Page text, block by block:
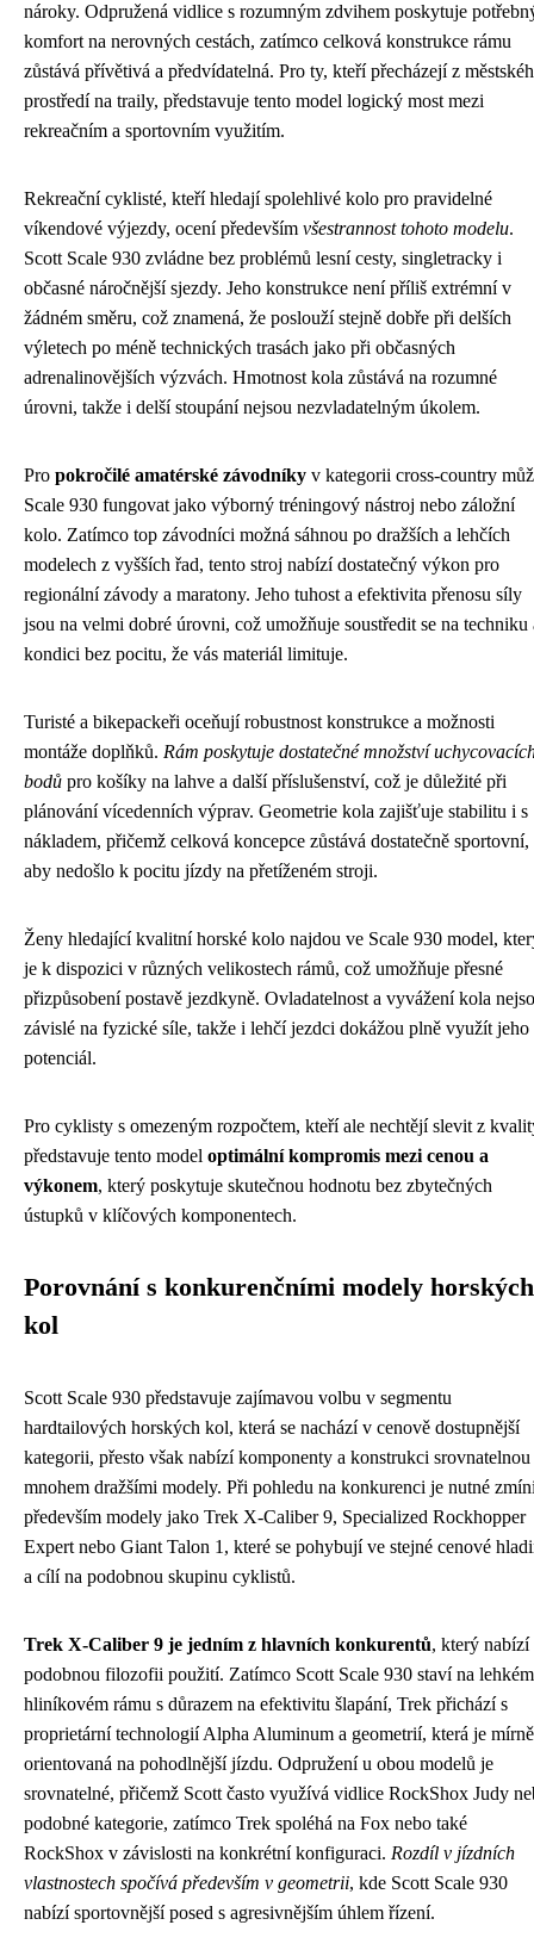
nároky. Odpružená vidlice s rozumným zdvihem poskytuje
komfort na nerovných cestách, zatímco celková konstrukce rámu
zůstává přívětivá a předvídatelná. Pro ty, kteří přecházejí z
prostředí na traily, představuje tento model logický most mezi
rekreačním a sportovním využitím.
Rekreační cyklisté, kteří hledají spolehlivé kolo pro pravidelné
víkendové výjezdy, ocení především všestrannost tohoto modelu.
Scott Scale 930 zvládne bez problémů lesní cesty, singletracky i
občasné náročnější sjezdy. Jeho konstrukce není příliš extrémní v
žádném směru, což znamená, že poslouží stejně dobře při delších
výletech po méně technických trasách jako při občasných
adrenalinovějších výzvách. Hmotnost kola zůstává na rozumné
úrovni, takže i delší stoupání nejsou nezvladatelným úkolem.
Pro pokročilé amatérské závodníky v kategorii cross-country
Scale 930 fungovat jako výborný tréningový nástroj nebo záložní
kolo. Zatímco top závodníci možná sáhnou po dražších a lehčích
modelech z vyšších řad, tento stroj nabízí dostatečný výkon pro
regionální závody a maratony. Jeho tuhost a efektivita přenosu síly
jsou na velmi dobré úrovni, což umožňuje soustředit se na techniku
kondici bez pocitu, že vás materiál limituje.
Turisté a bikepackeři oceňují robustnost konstrukce a možnosti
montáže doplňků. Rám poskytuje dostatečné množství
bodů pro košíky na lahve a další příslušenství, což je důležité při
plánování vícedenních výprav. Geometrie kola zajišťuje stabilitu i s
nákladem, přičemž celková koncepce zůstává dostatečně sportovní,
aby nedošlo k pocitu jízdy na přetíženém stroji.
Ženy hledající kvalitní horské kolo najdou ve Scale 930 model,
je k dispozici v různých velikostech rámů, což umožňuje přesné
přizpůsobení postavě jezdkyně. Ovladatelnost a vyvážení kola
závislé na fyzické síle, takže i lehčí jezdci dokážou plně využít jeho
potenciál.
Pro cyklisty s omezeným rozpočtem, kteří ale nechtějí slevit z
představuje tento model optimální kompromis mezi cenou a
výkonem, který poskytuje skutečnou hodnotu bez zbytečných
ústupků v klíčových komponentech.
Porovnání s konkurenčními modely horských
kol
Scott Scale 930 představuje zajímavou volbu v segmentu
hardtailových horských kol, která se nachází v cenově dostupnější
kategorii, přesto však nabízí komponenty a konstrukci srovnatelnou
mnohem dražšími modely. Při pohledu na konkurenci je nutné
především modely jako Trek X-Caliber 9, Specialized Rockhopper
Expert nebo Giant Talon 1, které se pohybují ve stejné cenové
a cílí na podobnou skupinu cyklistů.
Trek X-Caliber 9 je jedním z hlavních konkurentů, který nabízí
podobnou filozofii použití. Zatímco Scott Scale 930 staví na lehkém
hliníkovém rámu s důrazem na efektivitu šlapání, Trek přichází s
proprietární technologií Alpha Aluminum a geometrií, která je mírně
orientovaná na pohodlnější jízdu. Odpružení u obou modelů je
srovnatelné, přičemž Scott často využívá vidlice RockShox Judy
podobné kategorie, zatímco Trek spoléhá na Fox nebo také
RockShox v závislosti na konkrétní konfiguraci. Rozdíl v jízdních
vlastnostech spočívá především v geometrii, kde Scott Scale 930
nabízí sportovnější posed s agresivnějším úhlem řízení.